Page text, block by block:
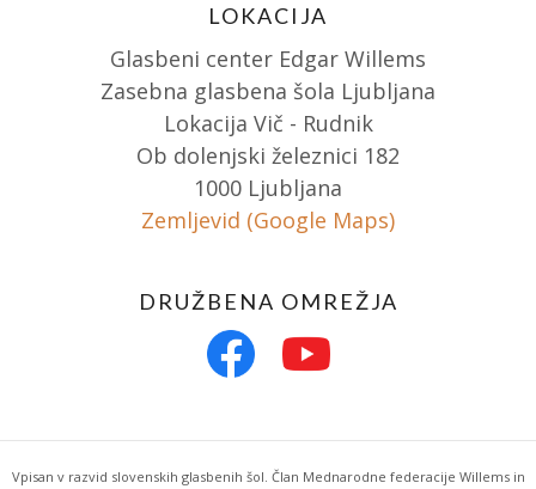
LOKACIJA
Glasbeni center Edgar Willems
Zasebna glasbena šola Ljubljana
Lokacija Vič - Rudnik
Ob dolenjski železnici 182
1000 Ljubljana
Zemljevid (Google Maps)
DRUŽBENA OMREŽJA
Vpisan v razvid slovenskih glasbenih šol. Član Mednarodne federacije Willems in